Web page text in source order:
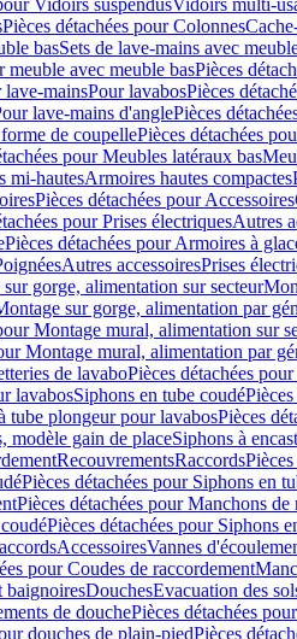
Vidoirs suspendusVidoirs multi-
Pièces détachées pour Colonnes
basSets de lave-mains avec
meuble avec meuble basPièces
lave-mainsPour lavabosPièces
lave-mains d'anglePièces
de coupellePièces détachées
pour Meubles latéraux bas
mi-hautesArmoires hautes compactes
Pièces détachées pour Accessoires
pour Prises électriquesAutres
Pièces détachées pour Armoires à
Autres accessoiresPrises
gorge, alimentation sur secteur
sur gorge, alimentation par
Montage mural, alimentation sur
Montage mural, alimentation par
de lavaboPièces détachées
lavabosSiphons en tube coudé
tube plongeur pour lavabosPièces
modèle gain de placeSiphons à
RecouvrementsRaccords
Pièces détachées pour Siphons en
Pièces détachées pour Manchons de
Pièces détachées pour Siphons
AccessoiresVannes
pour Coudes de raccordement
baignoiresDouchesEvacuation des
de douchePièces détachées
douches de plain-piedPièces